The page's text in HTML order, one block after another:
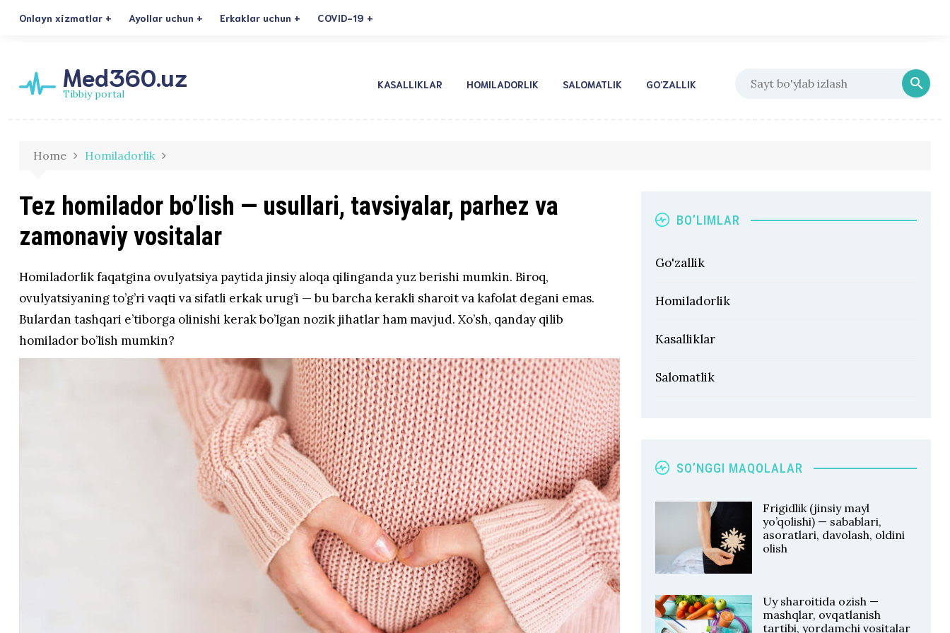
Onlayn xizmatlar Ayollar uchun Erkaklar uchun COVID-19
Med360.uz
Tibbiy portal
KASALLIKLAR HOMILADORLIK SALOMATLIK GO’ZALLIK
Home Homiladorlik
Tez homilador bo’lish — usullari, tavsiyalar, parhez va
zamonaviy vositalar
Homiladorlik faqatgina ovulyatsiya paytida jinsiy aloqa qilinganda yuz berishi mumkin. Biroq,
ovulyatsiyaning to’g’ri vaqti va sifatli erkak urug’i — bu barcha kerakli sharoit va kafolat degani emas.
Bulardan tashqari e’tiborga olinishi kerak bo’lgan nozik jihatlar ham mavjud. Xo’sh, qanday qilib
homilador bo’lish mumkin?
BO’LIMLAR
Go'zallik
Homiladorlik
Kasalliklar
Salomatlik
SO’NGGI MAQOLALAR
Frigidlik (jinsiy mayl
yo’qolishi) — sabablari,
asoratlari, davolash, oldini
olish
Uy sharoitida ozish —
mashqlar, ovqatlanish
tartibi, yordamchi vositalar